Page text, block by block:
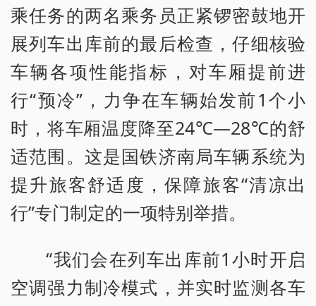
乘任务的两名乘务员正紧锣密鼓地开
展列车出库前的最后检查，仔细核验
车辆各项性能指标，对车厢提前进
行“预冷”，力争在车辆始发前1个小
时，将车厢温度降至24℃—28℃的舒
适范围。这是国铁济南局车辆系统为
提升旅客舒适度，保障旅客“清凉出
行”专门制定的一项特别举措。
“我们会在列车出库前1小时开启
空调强力制冷模式，并实时监测各车